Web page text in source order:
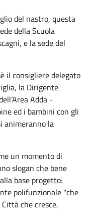
del nastro, questa
della Scuola
e la sede del
il consigliere delegato
la Dirigente
Adda -
ed i bambini con gli
animeranno la
un momento di
slogan che bene
base progetto:
polifunzionale "che
che cresce,